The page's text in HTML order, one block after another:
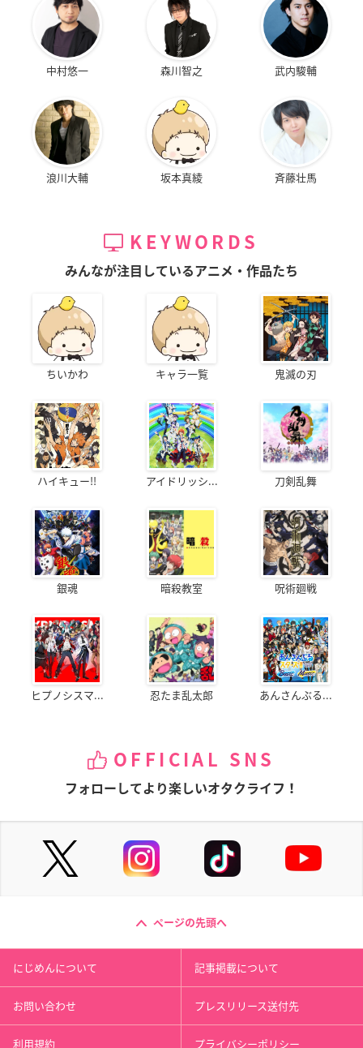
中村悠一 森川智之 武内駿輔
浪川大輔 坂本真綾 斉藤壮馬
KEYWORDS
みんなが注目しているアニメ・作品たち
ちいかわ キャラ一覧 鬼滅の刃
ハイキュー!! アイドリッシ... 刀剣乱舞
銀魂 暗殺教室 呪術廻戦
ヒプノシスマ... 忍たま乱太郎 あんさんぶる...
OFFICIAL SNS
フォローしてより楽しいオタクライフ！
ページの先頭へ
にじめんについて 記事掲載について
お問い合わせ プレスリリース送付先
利用規約 プライバシーポリシー